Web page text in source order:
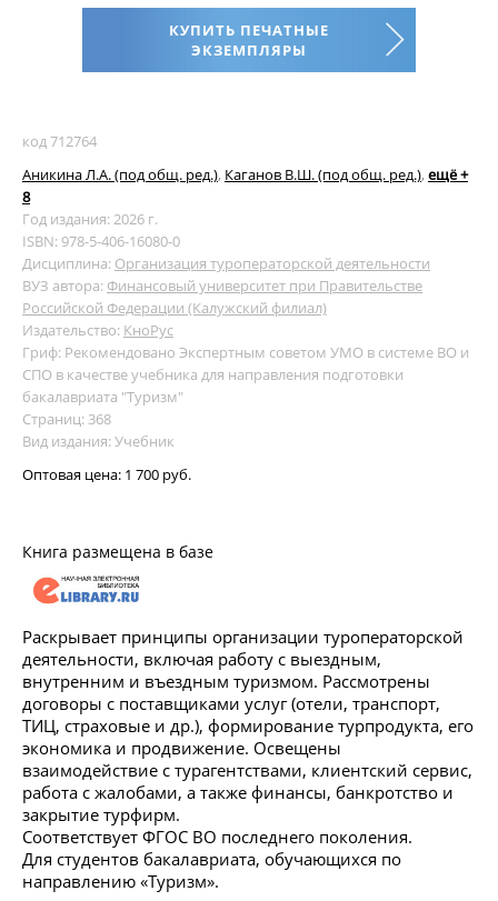
КУПИТЬ ПЕЧАТНЫЕ
ЭКЗЕМПЛЯРЫ
код 712764
Аникина Л.А. (под общ. ред.), Каганов В.Ш. (под общ. ред.), ещё +
8
Год издания: 2026 г.
ISBN: 978-5-406-16080-0
Дисциплина: Организация туроператорской деятельности
ВУЗ автора: Финансовый университет при Правительстве
Российской Федерации (Калужский филиал)
Издательство: КноРус
Гриф: Рекомендовано Экспертным советом УМО в системе ВО и
СПО в качестве учебника для направления подготовки
бакалавриата "Туризм"
Страниц: 368
Вид издания: Учебник
Оптовая цена: 1 700 руб.
Книга размещена в базе
Раскрывает принципы организации туроператорской
деятельности, включая работу с выездным,
внутренним и въездным туризмом. Рассмотрены
договоры с поставщиками услуг (отели, транспорт,
ТИЦ, страховые и др.), формирование турпродукта, его
экономика и продвижение. Освещены
взаимодействие с турагентствами, клиентский сервис,
работа с жалобами, а также финансы, банкротство и
закрытие турфирм.
Соответствует ФГОС ВО последнего поколения.
Для студентов бакалавриата, обучающихся по
направлению «Туризм».